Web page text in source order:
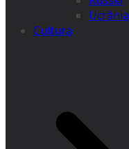
Ucrânia
Cultura